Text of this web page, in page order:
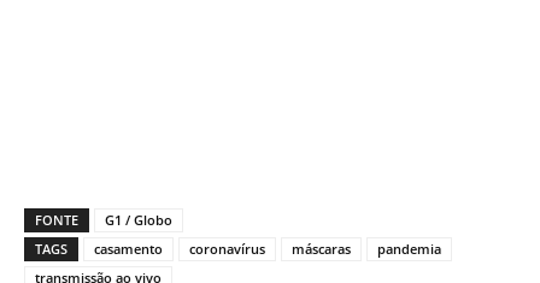
FONTE
G1 / Globo
TAGS
casamento coronavírus máscaras
pandemia
transmissão ao vivo